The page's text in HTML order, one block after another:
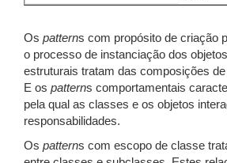
Os patterns com propósito de criação
o processo de instanciação dos
estruturais tratam das composições
E os patterns comportamentais
pela qual as classes e os objetos
responsabilidades.
Os patterns com escopo de classe